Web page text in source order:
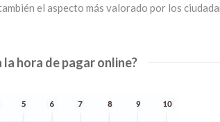
el aspecto más valorado por los
la hora de pagar online?